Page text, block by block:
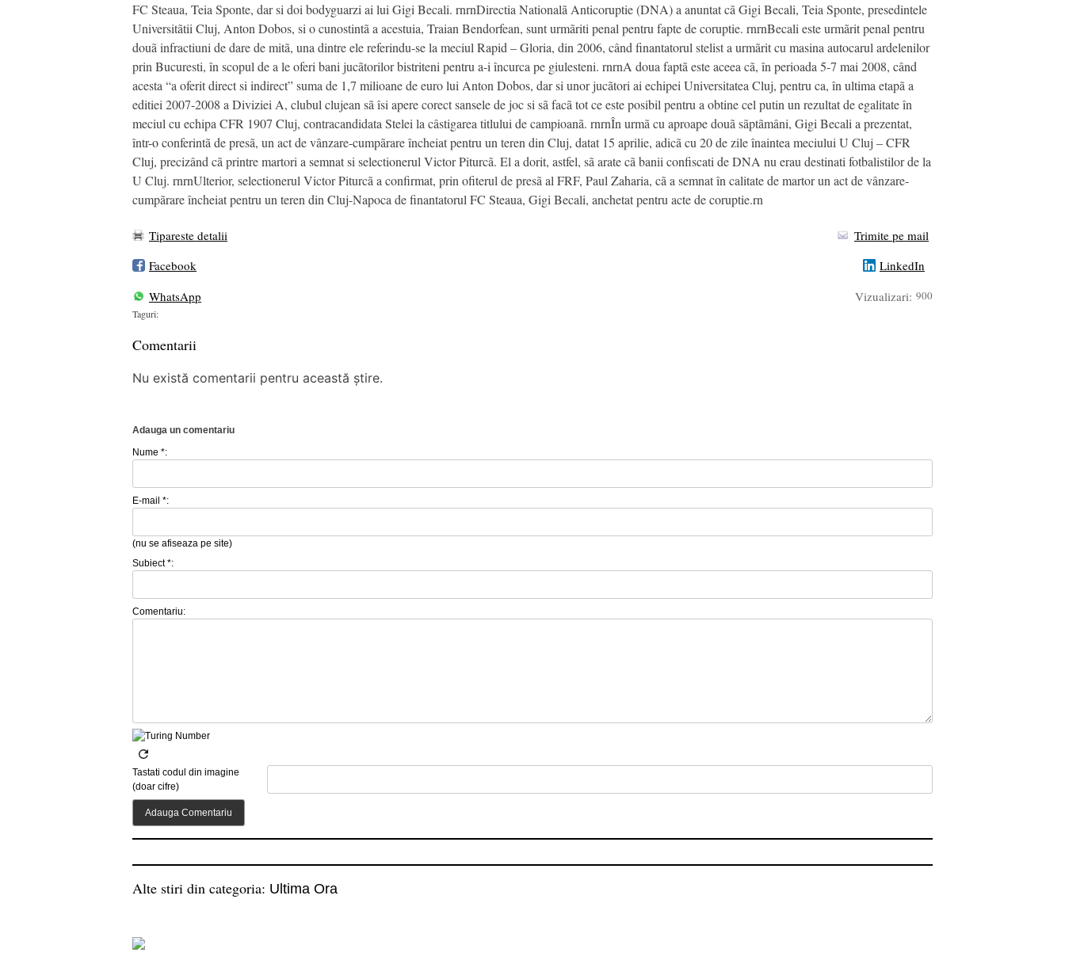
FC Steaua, Teia Sponte, dar si doi bodyguarzi ai lui Gigi Becali. rnrnDirectia Nationalã Anticoruptie (DNA) a anuntat cã Gigi Becali, Teia Sponte, presedintele
Universitãtii Cluj, Anton Dobos, si o cunostintã a acestuia, Traian Bendorfean, sunt urmãriti penal pentru fapte de coruptie. rnrnBecali este urmãrit penal pentru
douã infractiuni de dare de mitã, una dintre ele referindu-se la meciul Rapid – Gloria, din 2006, când finantatorul stelist a urmãrit cu masina autocarul ardelenilor
prin Bucuresti, în scopul de a le oferi bani jucãtorilor bistriteni pentru a-i încurca pe giulesteni. rnrnA doua faptã este aceea cã, în perioada 5-7 mai 2008, când
acesta “a oferit direct si indirect” suma de 1,7 milioane de euro lui Anton Dobos, dar si unor jucãtori ai echipei Universitatea Cluj, pentru ca, în ultima etapã a
editiei 2007-2008 a Diviziei A, clubul clujean sã îsi apere corect sansele de joc si sã facã tot ce este posibil pentru a obtine cel putin un rezultat de egalitate în
meciul cu echipa CFR 1907 Cluj, contracandidata Stelei la câstigarea titlului de campioanã. rnrnÎn urmã cu aproape douã sãptãmâni, Gigi Becali a prezentat,
într-o conferintã de presã, un act de vânzare-cumpãrare încheiat pentru un teren din Cluj, datat 15 aprilie, adicã cu 20 de zile înaintea meciului U Cluj – CFR
Cluj, precizând cã printre martori a semnat si selectionerul Victor Piturcã. El a dorit, astfel, sã arate cã banii confiscati de DNA nu erau destinati fotbalistilor de la
U Cluj. rnrnUlterior, selectionerul Victor Piturcã a confirmat, prin ofiterul de presã al FRF, Paul Zaharia, cã a semnat în calitate de martor un act de vânzare-
cumpãrare încheiat pentru un teren din Cluj-Napoca de finantatorul FC Steaua, Gigi Becali, anchetat pentru acte de coruptie.rn
Tipareste detalii
Trimite pe mail
Facebook
LinkedIn
WhatsApp
Vizualizari: 900
Taguri:
Comentarii
Nu există comentarii pentru această știre.
Adauga un comentariu
Nume *:
E-mail *:
(nu se afiseaza pe site)
Subiect *:
Comentariu:
Tastati codul din imagine
(doar cifre)
Alte stiri din categoria: Ultima Ora